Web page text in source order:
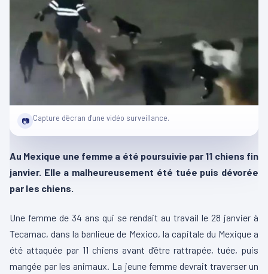
📷 Capture d'écran d'une vidéo surveillance.
Au Mexique une femme a été poursuivie par 11 chiens fin
janvier. Elle a malheureusement été tuée puis dévorée
par les chiens.
Une femme de 34 ans qui se rendait au travail le 28 janvier à
Tecamac, dans la banlieue de Mexico, la capitale du Mexique a
été attaquée par 11 chiens avant d’être rattrapée, tuée, puis
mangée par les animaux. La jeune femme devrait traverser un